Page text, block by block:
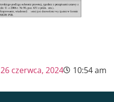
26 czerwca, 2024 10:54 am